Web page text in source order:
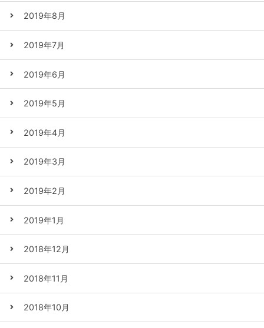
2019年8月
2019年7月
2019年6月
2019年5月
2019年4月
2019年3月
2019年2月
2019年1月
2018年12月
2018年11月
2018年10月